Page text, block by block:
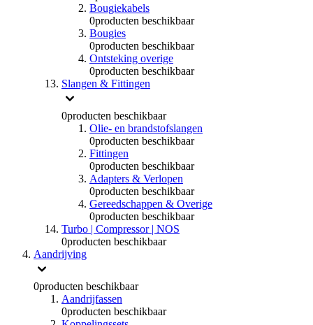
Bougiekabels
0producten beschikbaar
Bougies
0producten beschikbaar
Ontsteking overige
0producten beschikbaar
Slangen & Fittingen
0producten beschikbaar
Olie- en brandstofslangen
0producten beschikbaar
Fittingen
0producten beschikbaar
Adapters & Verlopen
0producten beschikbaar
Gereedschappen & Overige
0producten beschikbaar
Turbo | Compressor | NOS
0producten beschikbaar
Aandrijving
0producten beschikbaar
Aandrijfassen
0producten beschikbaar